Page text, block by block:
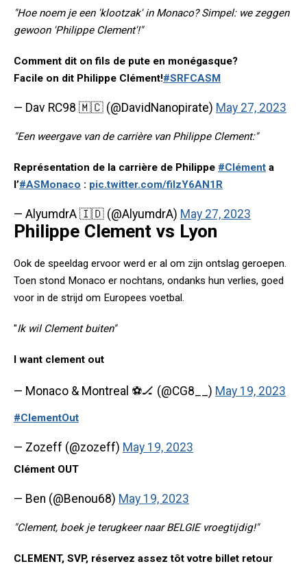
"Hoe noem je een 'klootzak' in Monaco? Simpel: we zeggen
gewoon 'Philippe Clement'!"
Comment dit on fils de pute en monégasque?
Facile on dit Philippe Clément!#SRFCASM
— Dav RC98 🇲🇨 (@DavidNanopirate) May 27, 2023
"Een weergave van de carrière van Philippe Clement:"
Représentation de la carrière de Philippe #Clément a
l’#ASMonaco : pic.twitter.com/filzY6AN1R
— AlyumdrA 🇮🇩 (@AlyumdrA) May 27, 2023
Philippe Clement vs Lyon
Ook de speeldag ervoor werd er al om zijn ontslag geroepen.
Toen stond Monaco er nochtans, ondanks hun verlies, goed
voor in de strijd om Europees voetbal.
"Ik wil Clement buiten"
I want clement out
— Monaco & Montreal ⚽️🏒 (@CG8__) May 19, 2023
#ClementOut
— Zozeff (@zozeff) May 19, 2023
Clément OUT
— Ben (@Benou68) May 19, 2023
"Clement, boek je terugkeer naar BELGIE vroegtijdig!"
CLEMENT, SVP, réservez assez tôt votre billet retour